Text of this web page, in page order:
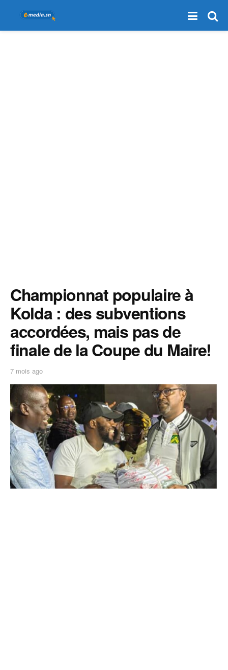
Championnat populaire à
Kolda : des subventions
accordées, mais pas de
finale de la Coupe du Maire!
7 mois ago